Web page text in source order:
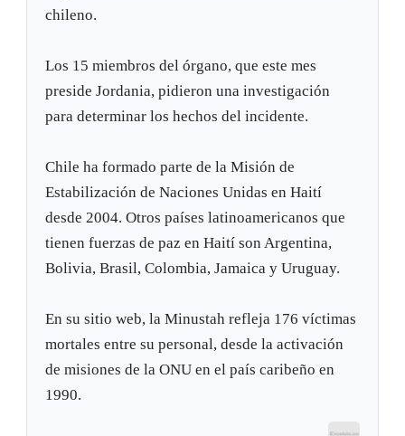
chileno.
Los 15 miembros del órgano, que este mes
preside Jordania, pidieron una investigación
para determinar los hechos del incidente.
Chile ha formado parte de la Misión de
Estabilización de Naciones Unidas en Haití
desde 2004. Otros países latinoamericanos que
tienen fuerzas de paz en Haití son Argentina,
Bolivia, Brasil, Colombia, Jamaica y Uruguay.
En su sitio web, la Minustah refleja 176 víctimas
mortales entre su personal, desde la activación
de misiones de la ONU en el país caribeño en
1990.